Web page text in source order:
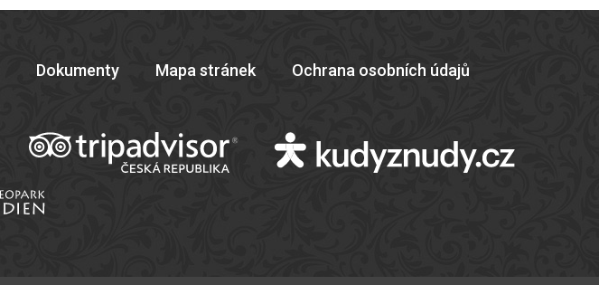
Dokumenty Mapa stránek Ochrana osobních údajů